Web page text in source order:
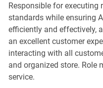
Responsible for executing
standards while ensuring
efficiently and effectively,
an excellent customer
interacting with all
and organized store. Role
service.